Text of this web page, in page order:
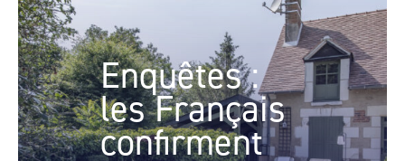
Enquêtes :
les Français
confirment